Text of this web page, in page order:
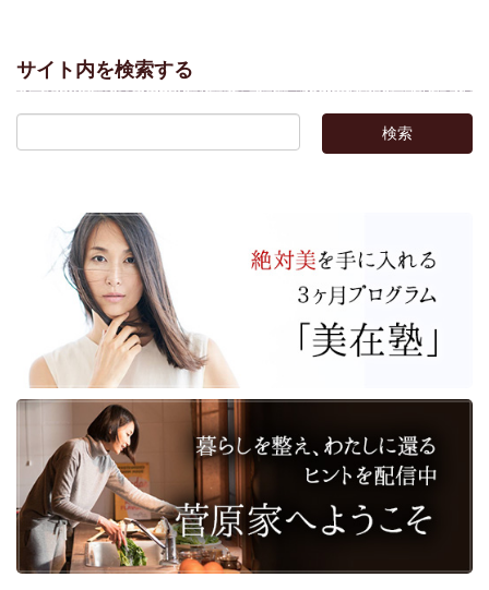
サイト内を検索する